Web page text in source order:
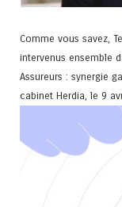
Comme vous savez,
intervenus ensemble
Assureurs : synergie
cabinet Herdia, le 9